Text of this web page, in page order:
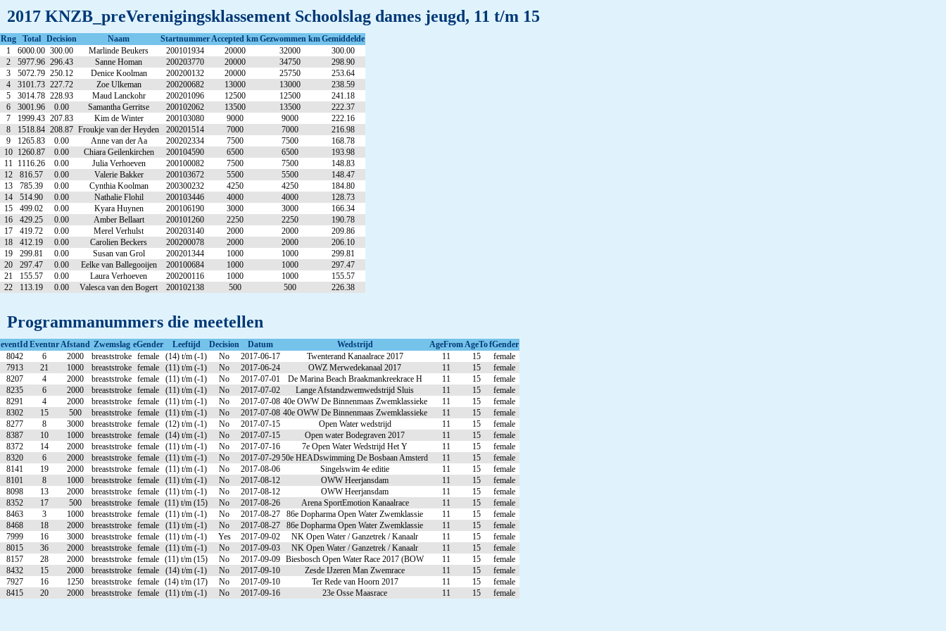
2017 KNZB_preVerenigingsklassement Schoolslag dames jeugd, 11 t/m 15
Rng Total Decision Naam StartnummerAccepted kmGezwommen kmGemiddelde
1
6000.00 300.00 Marlinde Beukers 200101934 20000 32000
300.00
2
5977.96 296.43 Sanne Homan 200203770 20000 34750
298.90
3
5072.79 250.12 Denice Koolman 200200132 20000 25750
253.64
4
3101.73 227.72 Zoe Ulkeman 200200682 13000 13000
238.59
5
3014.78 228.93 Maud Lanckohr 200201096 12500 12500
241.18
6
3001.96 0.00 Samantha Gerritse 200102062 13500 13500
222.37
7
1999.43 207.83 Kim de Winter 200103080 9000 9000
222.16
8
1518.84 208.87 Froukje van der Heyden 200201514 7000 7000
216.98
9
1265.83 0.00 Anne van der Aa 200202334 7500 7500
168.78
10 1260.87 0.00 Chiara Geilenkirchen 200104590 6500 6500
193.98
11 1116.26 0.00 Julia Verhoeven 200100082 7500 7500
148.83
12
816.57 0.00 Valerie Bakker 200103672 5500 5500
148.47
13
785.39 0.00 Cynthia Koolman 200300232 4250 4250
184.80
14
514.90 0.00 Nathalie Flohil 200103446 4000 4000
128.73
15
499.02 0.00 Kyara Huynen 200106190 3000 3000
166.34
16
429.25 0.00 Amber Bellaart 200101260 2250 2250
190.78
17
419.72 0.00 Merel Verhulst 200203140 2000 2000
209.86
18
412.19 0.00 Carolien Beckers 200200078 2000 2000
206.10
19
299.81 0.00 Susan van Grol 200201344 1000 1000
299.81
20
297.47 0.00 Eelke van Ballegooijen 200100684 1000 1000
297.47
21
155.57 0.00 Laura Verhoeven 200200116 1000 1000
155.57
22
113.19 0.00 Valesca van den Bogert 200102138 500 500 226.38
Programmanummers die meetellen
eventIdEventnrAfstand Zwemslag eGender Leeftijd Decision Datum Wedstrijd AgeFromAgeTofGender
8042
6 2000 breaststroke female (14) t/m (-1) No 2017-06-17 Twenterand Kanaalrace 2017 11 15
female
7913
21 1000 breaststroke female (11) t/m (-1) No 2017-06-24 OWZ Merwedekanaal 2017 11 15
female
8207
4 2000 breaststroke female (11) t/m (-1) No 2017-07-01 De Marina Beach Braakmankreekrace H 11 15
female
8235
6 2000 breaststroke female (11) t/m (-1) No 2017-07-02 Lange Afstandzwemwedstrijd Sluis 11 15
female
8291
4 2000 breaststroke female (11) t/m (-1) No 2017-07-08 40e OWW De Binnenmaas Zwemklassieke 11 15
female
8302
15 500 breaststroke female (11) t/m (-1) No 2017-07-08 40e OWW De Binnenmaas Zwemklassieke 11 15
female
8277
8 3000 breaststroke female (12) t/m (-1) No 2017-07-15 Open Water wedstrijd 11 15
female
8387
10 1000 breaststroke female (14) t/m (-1) No 2017-07-15 Open water Bodegraven 2017 11 15
female
8372
14 2000 breaststroke female (11) t/m (-1) No 2017-07-16 7e Open Water Wedstrijd Het Y 11 15
female
8320
6 2000 breaststroke female (11) t/m (-1) No 2017-07-2950e HEADswimming De Bosbaan Amsterd 11 15
female
8141
19 2000 breaststroke female (11) t/m (-1) No 2017-08-06 Singelswim 4e editie 11 15
female
8101
8 1000 breaststroke female (11) t/m (-1) No 2017-08-12 OWW Heerjansdam 11 15
female
8098
13 2000 breaststroke female (11) t/m (-1) No 2017-08-12 OWW Heerjansdam 11 15
female
8352
17 500 breaststroke female (11) t/m (15) No 2017-08-26 Arena SportEmotion Kanaalrace 11 15
female
8463
3 1000 breaststroke female (11) t/m (-1) No 2017-08-27 86e Dopharma Open Water Zwemklassie 11 15
female
8468
18 2000 breaststroke female (11) t/m (-1) No 2017-08-27 86e Dopharma Open Water Zwemklassie 11 15
female
7999
16 3000 breaststroke female (11) t/m (-1) Yes 2017-09-02 NK Open Water / Ganzetrek / Kanaalr 11 15
female
8015
36 2000 breaststroke female (11) t/m (-1) No 2017-09-03 NK Open Water / Ganzetrek / Kanaalr 11 15
female
8157
28 2000 breaststroke female (11) t/m (15) No 2017-09-09 Biesbosch Open Water Race 2017 (BOW 11 15
female
8432
15 2000 breaststroke female (14) t/m (-1) No 2017-09-10 Zesde IJzeren Man Zwemrace 11 15
female
7927
16 1250 breaststroke female (14) t/m (17) No 2017-09-10 Ter Rede van Hoorn 2017 11 15
female
8415
20 2000 breaststroke female (11) t/m (-1) No 2017-09-16 23e Osse Maasrace 11 15 female